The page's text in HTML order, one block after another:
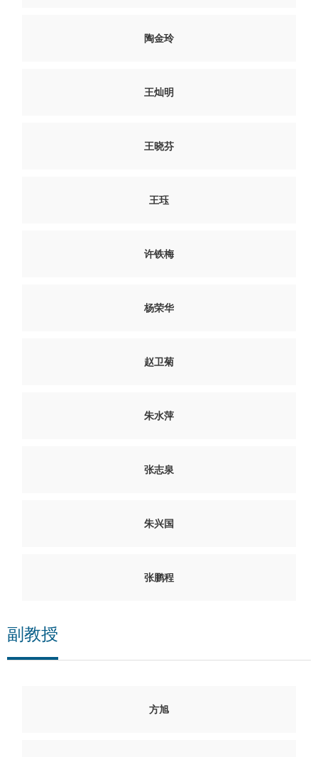
陶金玲
王灿明
王晓芬
王珏
许铁梅
杨荣华
赵卫菊
朱水萍
张志泉
朱兴国
张鹏程
副教授
方旭